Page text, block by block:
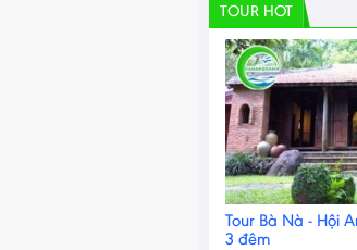
TOUR HOT
Tour Bà Nà - Hội
3 đêm